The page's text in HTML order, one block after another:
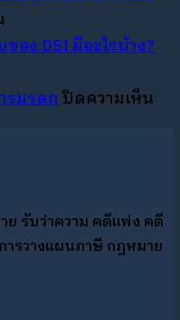
าม
ย
น
มี
ใคร
ผู้
คน
รับ
ง DSI มีอะไรบ้าง?
รมรดกปิดความเห็น
ผู้
จัด
รับว่าความ คดีแพ่ง คดี
รวางแผนภาษี กฎหมาย